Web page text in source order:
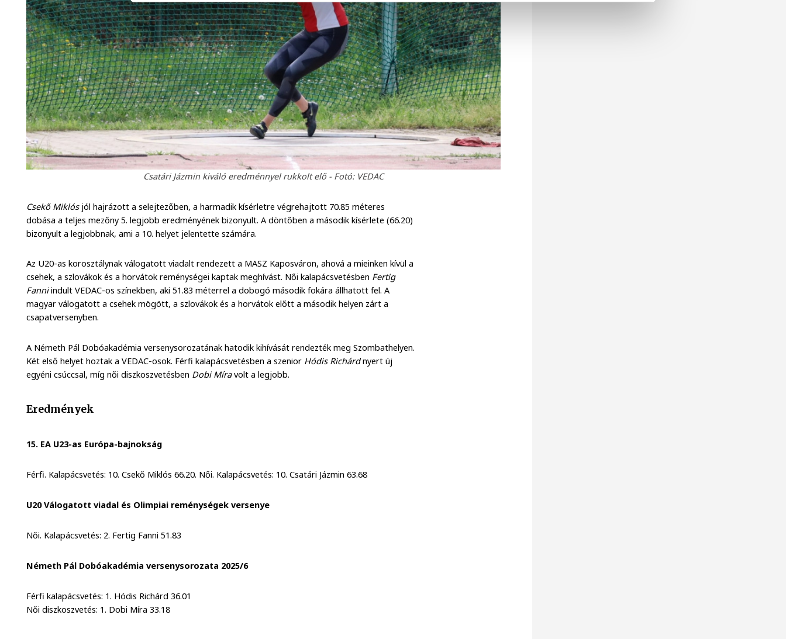
Csatári Jázmin kiváló eredménnyel rukkolt elő - Fotó: VEDAC
Csekő Miklósjól hajrázott a selejtezőben, a harmadik kísérletre végrehajtott 70.85 méteres
dobása a teljes mezőny 5. legjobb eredményének bizonyult. A döntőben a második kísérlete (66.20)
bizonyult a legjobbnak, ami a 10. helyet jelentette számára.
Az U20-as korosztálynak válogatott viadalt rendezett a MASZ Kaposváron, ahová a mieinken kívül a
csehek, a szlovákok és a horvátok reménységei kaptak meghívást. Női kalapácsvetésben Fertig
Fanniindult VEDAC-os színekben, aki 51.83 méterrel a dobogó második fokára állhatott fel. A
magyar válogatott a csehek mögött, a szlovákok és a horvátok előtt a második helyen zárt a
csapatversenyben.
A Németh Pál Dobóakadémia versenysorozatának hatodik kihívását rendezték meg Szombathelyen.
Két első helyet hoztak a VEDAC-osok. Férfi kalapácsvetésben a szenior Hódis Richárdnyert új
egyéni csúccsal, míg női diszkoszvetésben Dobi Míravolt a legjobb.
Eredmények
15. EA U23-as Európa-bajnokság
Férfi. Kalapácsvetés: 10. Csekő Miklós 66.20. Női. Kalapácsvetés: 10. Csatári Jázmin 63.68
U20 Válogatott viadal és Olimpiai reménységek versenye
Női. Kalapácsvetés: 2. Fertig Fanni 51.83
Németh Pál Dobóakadémia versenysorozata 2025/6
Férfi kalapácsvetés: 1. Hódis Richárd 36.01
Női diszkoszvetés: 1. Dobi Míra 33.18